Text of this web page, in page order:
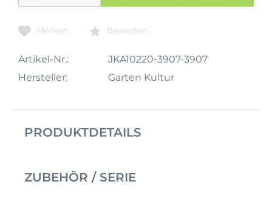
Merken Bewerten
Artikel-Nr.:
JKA10220-3907-3907
Hersteller:
Garten Kultur
PRODUKTDETAILS
ZUBEHÖR / SERIE